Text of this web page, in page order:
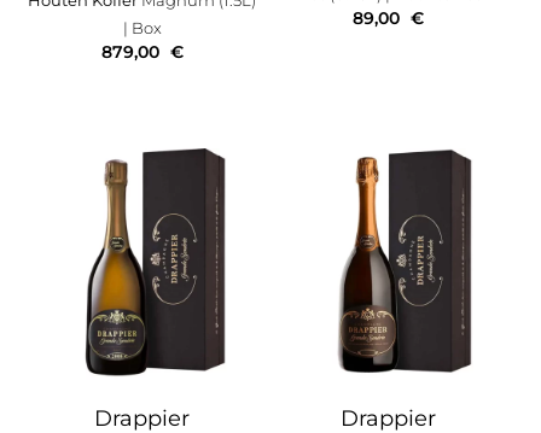
| Box
879,00 €
89,00 €
Drappier Drappier